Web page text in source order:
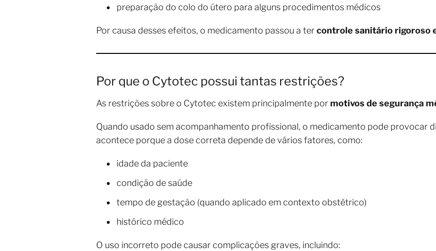
preparação do colo do útero para alguns procedimentos médicos
Por causa desses efeitos, o medicamento passou a tercontrole sanitário rigoroso
Por que o Cytotec possui tantas restrições?
As restrições sobre o Cytotec existem principalmente por motivos de segurança
Quando usado sem acompanhamento profissional, o medicamento pode provocar
acontece porque a dose correta depende de vários fatores, como:
idade da paciente
condição de saúde
tempo de gestação (quando aplicado em contexto obstétrico)
histórico médico
O uso incorreto pode causar complicações graves, incluindo: